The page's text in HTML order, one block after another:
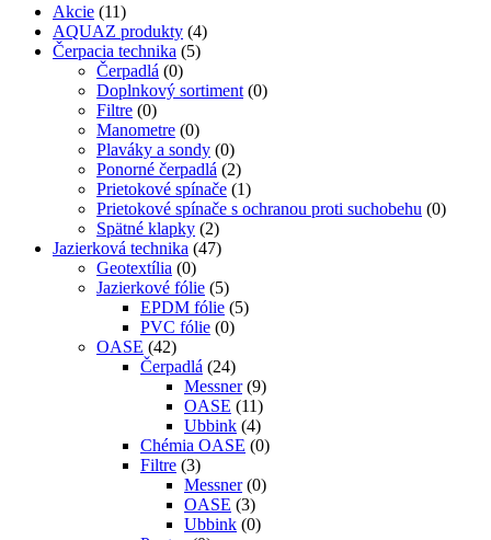
Akcie (11)
AQUAZ produkty (4)
Čerpacia technika (5)
Čerpadlá (0)
Doplnkový sortiment (0)
Filtre (0)
Manometre (0)
Plaváky a sondy (0)
Ponorné čerpadlá (2)
Prietokové spínače (1)
Prietokové spínače s ochranou proti suchobehu (0)
Spätné klapky (2)
Jazierková technika (47)
Geotextília (0)
Jazierkové fólie (5)
EPDM fólie (5)
PVC fólie (0)
OASE (42)
Čerpadlá (24)
Messner (9)
OASE (11)
Ubbink (4)
Chémia OASE (0)
Filtre (3)
Messner (0)
OASE (3)
Ubbink (0)